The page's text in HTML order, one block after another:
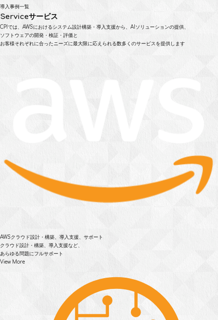
導入事例一覧
Serviceサービス
CPIでは、AWSにおけるシステム設計構築・導入支援から、AIソリューションの提供、
ソフトウェアの開発・検証・評価と
お客様それぞれに合ったニーズに最大限に応えられる数多くのサービスを提供します
AWSクラウド設計・構築、 導入支援、サポート
クラウド設計・構築、導入支援など、
あらゆる問題にフルサポート
View More